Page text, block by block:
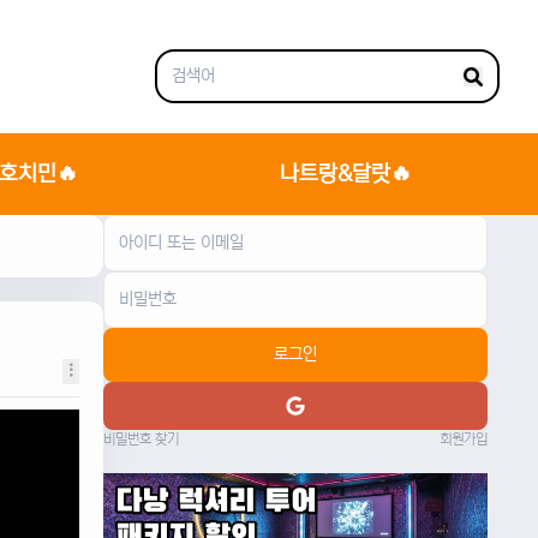
호치민🔥 나트랑&달랏🔥
로그인
비밀번호 찾기 회원가입